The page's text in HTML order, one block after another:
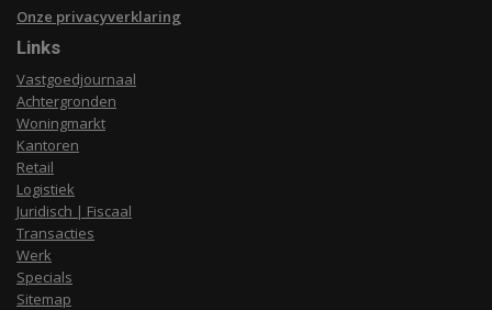
Onze privacyverklaring
Links
Vastgoedjournaal
Achtergronden
Woningmarkt
Kantoren
Retail
Logistiek
Juridisch | Fiscaal
Transacties
Werk
Specials
Sitemap